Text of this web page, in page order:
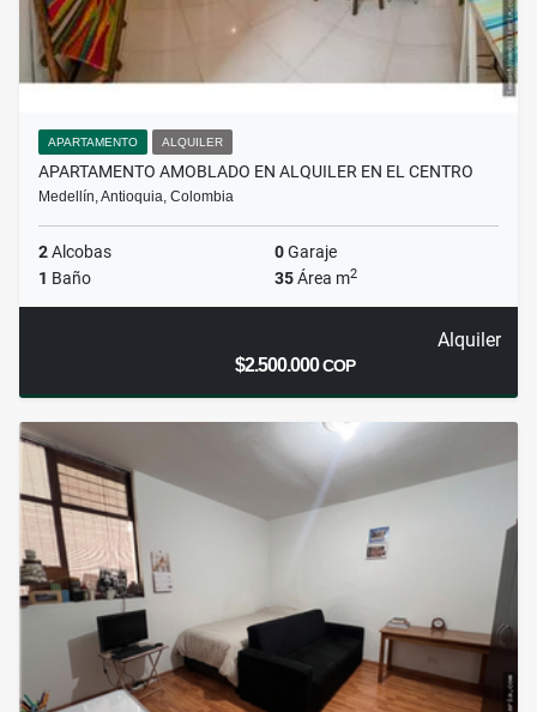
APARTAMENTO ALQUILER
APARTAMENTO AMOBLADO EN ALQUILER EN EL CENTRO
Medellín, Antioquia, Colombia
2Alcobas 0Garaje
1 Baño 35Área m2
Alquiler
$2.500.000COP